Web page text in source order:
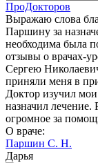
ПроДокторов
Выражаю слова
Паршину за
необходима была
отзывы о врачах-
Сергею
приняли меня в
Доктор изучил
назначил лечение.
огромное за
О враче:
Паршин С. Н.
Дарья